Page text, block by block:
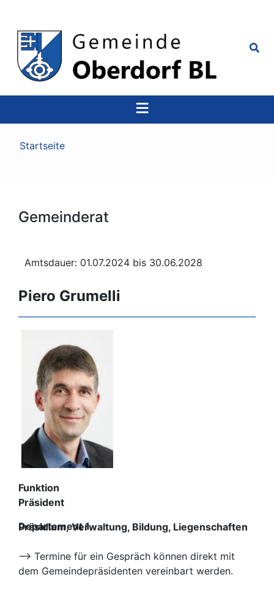
Pfadnavigation
Startseite
Gemeinderat
Amtsdauer: 01.07.2024 bis 30.06.2028
Piero Grumelli
Funktion
Präsident
Departement 1
Präsidium, Verwaltung, Bildung, Liegenschaften
--> Termine für ein Gespräch können direkt mit
dem Gemeindepräsidenten vereinbart werden.